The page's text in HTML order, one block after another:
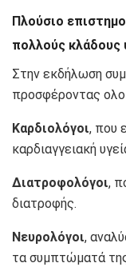
Πλούσιο
πολλούς κλάδους
Στην εκδήλωση
προσφέροντας
Καρδιολόγοι, που
καρδιαγγειακή
Διατροφολόγοι,
διατροφής.
Νευρολόγοι,
τα συμπτώματά